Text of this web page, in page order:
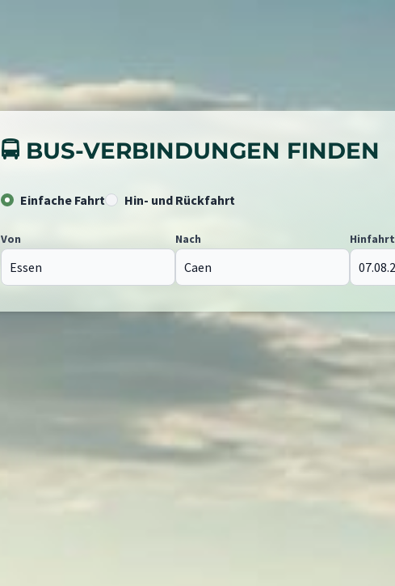
🚍 BUS-VERBINDUNGEN FINDEN
Einfache Fahrt Hin- und Rückfahrt
Von Nach Hinfahrt